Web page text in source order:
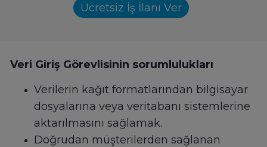
Ücretsiz İş İlanı Ver
Veri Giriş Görevlisinin sorumlulukları
Verilerin kağıt formatlarından bilgisayar
dosyalarına veya veritabanı sistemlerine
aktarılmasını sağlamak.
Doğrudan müşterilerden sağlanan